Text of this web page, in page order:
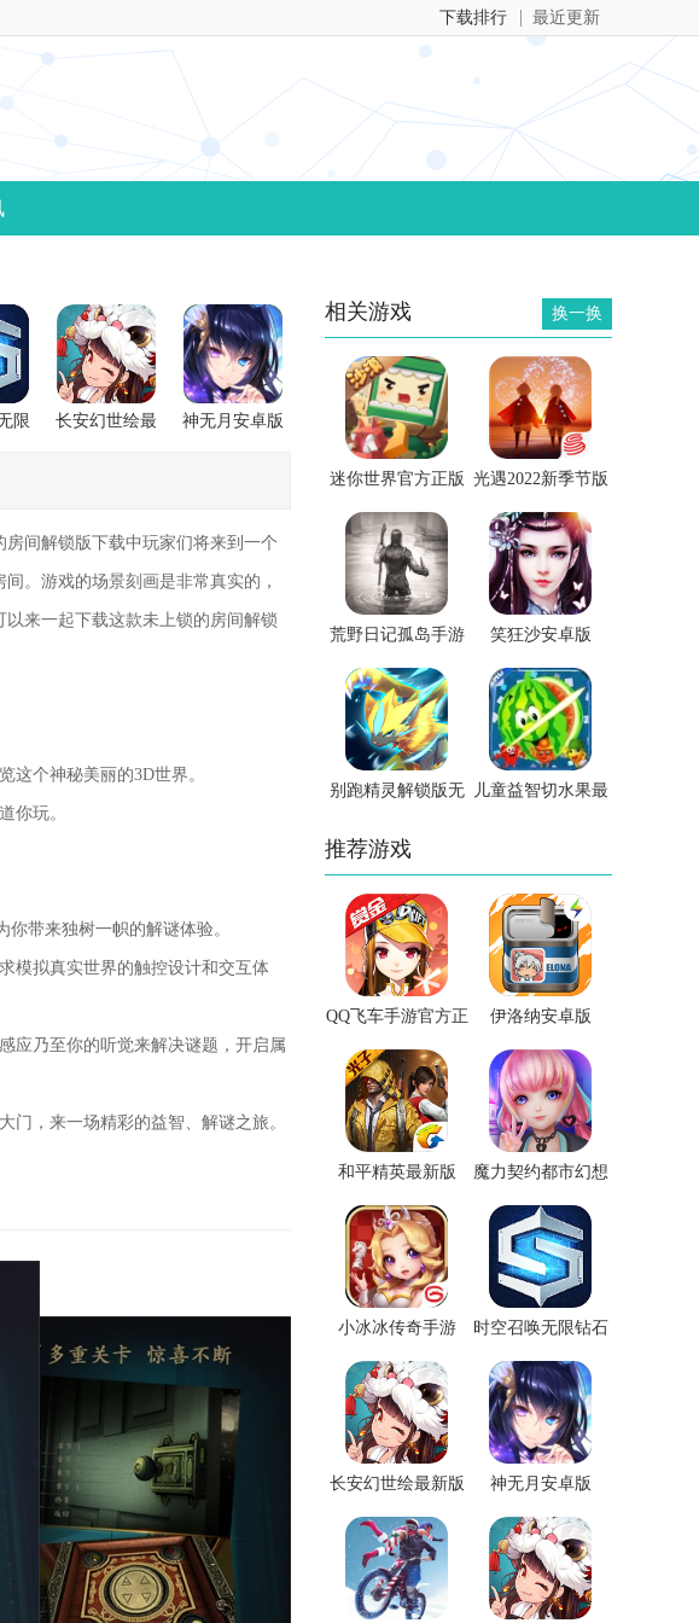
最近更新
下载排行
限
长安幻世绘最
神无月安卓版
间解锁版下载中玩家们将来到一个
。游戏的场景刻画是非常真实的，
来一起下载这款未上锁的房间解锁
个神秘美丽的3D世界。
你玩。
带来独树一帜的解谜体验。
拟真实世界的触控设计和交互体
乃至你的听觉来解决谜题，开启属
，来一场精彩的益智、解谜之旅。
相关游戏 换一换
迷你世界官方正版
下载安装最新版
光遇2022新季节版
下载
荒野日记孤岛手游
安卓版
笑狂沙安卓版
别跑精灵解锁版无
儿童益智切水果最
推荐游戏
QQ飞车手游官方正
版
伊洛纳安卓版
和平精英最新版
魔力契约都市幻想
最新版
小冰冰传奇手游
时空召唤无限钻石
版
长安幻世绘最新版 神无月安卓版